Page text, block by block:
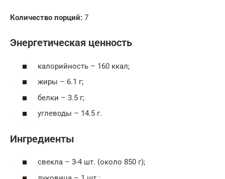
Количество порций: 7
Энергетическая ценность
калорийность – 160 ккал;
жиры – 6.1 г;
белки – 3.5 г;
углеводы – 14.5 г.
Ингредиенты
свекла – 3-4 шт. (около 850 г);